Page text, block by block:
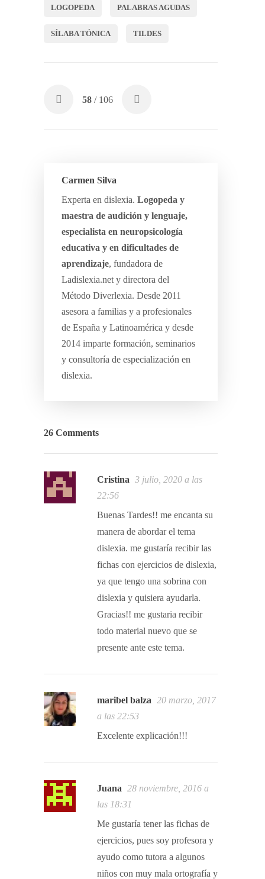
LOGOPEDA PALABRAS AGUDAS
SÍLABA TÓNICA TILDES
58 / 106
Carmen Silva
Experta en dislexia. Logopeda y
maestra de audición y lenguaje,
especialista en neuropsicología
educativa y en dificultades de
aprendizaje, fundadora de
Ladislexia.net y directora del
Método Diverlexia. Desde 2011
asesora a familias y a profesionales
de España y Latinoamérica y desde
2014 imparte formación, seminarios
y consultoría de especialización en
dislexia.
26 Comments
Cristina 3 julio, 2020 a las
22:56
Buenas Tardes!! me encanta su
manera de abordar el tema
dislexia. me gustaría recibir las
fichas con ejercicios de dislexia,
ya que tengo una sobrina con
dislexia y quisiera ayudarla.
Gracias!! me gustaria recibir
todo material nuevo que se
presente ante este tema.
maribel balza 20 marzo, 2017
a las 22:53
Excelente explicación!!!
Juana 28 noviembre, 2016 a
las 18:31
Me gustaría tener las fichas de
ejercicios, pues soy profesora y
ayudo como tutora a algunos
niños con muy mala ortografía y